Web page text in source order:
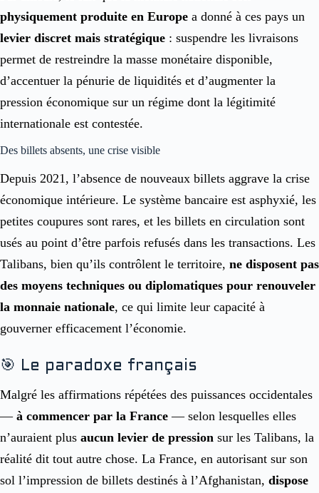
physiquement produite en Europe a donné à ces pays un
levier discret mais stratégique : suspendre les livraisons
permet de restreindre la masse monétaire disponible,
d’accentuer la pénurie de liquidités et d’augmenter la
pression économique sur un régime dont la légitimité
internationale est contestée.
Des billets absents, une crise visible
Depuis 2021, l’absence de nouveaux billets aggrave la crise
économique intérieure. Le système bancaire est asphyxié, les
petites coupures sont rares, et les billets en circulation sont
usés au point d’être parfois refusés dans les transactions. Les
Talibans, bien qu’ils contrôlent le territoire, ne disposent pas
des moyens techniques ou diplomatiques pour renouveler
la monnaie nationale, ce qui limite leur capacité à
gouverner efficacement l’économie.
🎯 Le paradoxe français
Malgré les affirmations répétées des puissances occidentales
— à commencer par la France — selon lesquelles elles
n’auraient plus aucun levier de pression sur les Talibans, la
réalité dit tout autre chose. La France, en autorisant sur son
sol l’impression de billets destinés à l’Afghanistan, dispose